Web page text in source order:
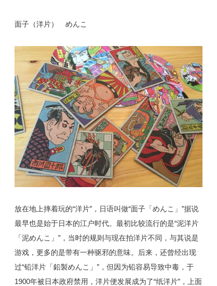
面子（洋片） めんこ
放在地上摔着玩的“洋片”，日语叫做“面子「めんこ」”据说
最早也是始于日本的江户时代。最初比较流行的是“泥洋片
「泥めんこ」”，当时的规则与现在拍洋片不同，与其说是
游戏，更多的是带有一种驱邪的意味。后来，还曾经出现
过“铅洋片「鉛製めんこ」”，但因为铅容易导致中毒，于
1900年被日本政府禁用，洋片便发展成为了“纸洋片”，上面